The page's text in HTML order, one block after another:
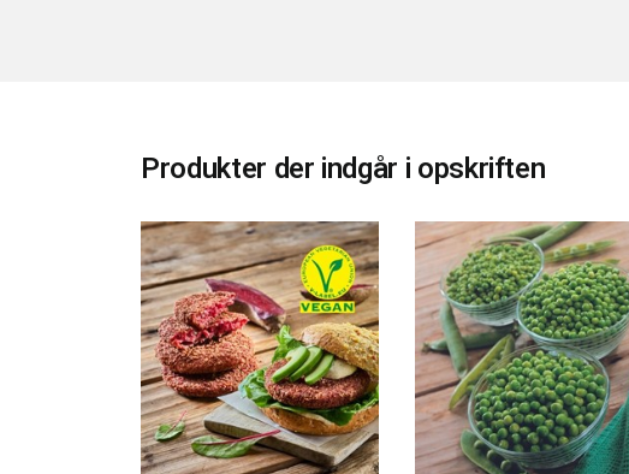
Produkter der indgår i opskriften